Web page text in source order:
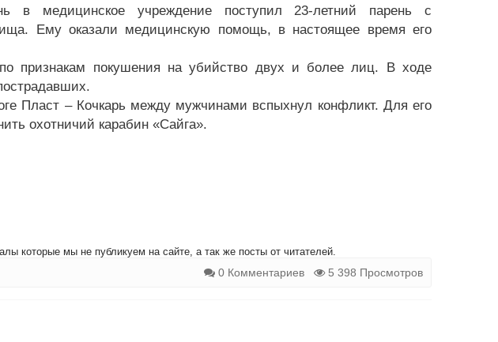
в медицинское учреждение поступил 23-летний парень с
Ему оказали медицинскую помощь, в настоящее время его
признакам покушения на убийство двух и более лиц. В ходе
Пласт – Кочкарь между мужчинами вспыхнул конфликт. Для его
охотничий карабин «Сайга».
которые мы не публикуем на сайте, а так же посты от читателей.
0 Комментариев 5 398 Просмотров